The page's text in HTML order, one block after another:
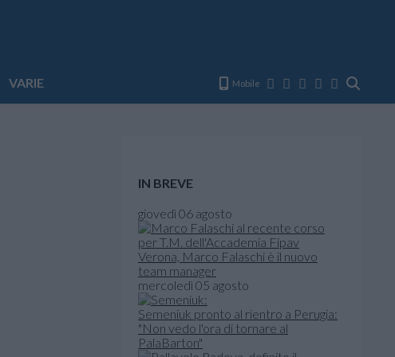
VARIE Mobile
IN BREVE
giovedì 06 agosto
Verona, Marco Falaschi è il nuovo
team manager
mercoledì 05 agosto
Semeniuk pronto al rientro a Perugia:
"Non vedo l'ora di tornare al
PalaBarton"